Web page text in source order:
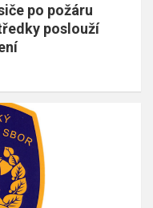
po požáru
poslouží